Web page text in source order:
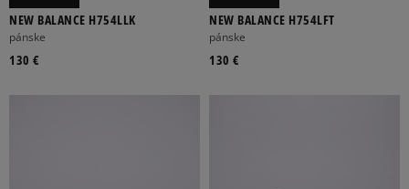
NEW BALANCE H754LLK
pánske
130 €
NEW BALANCE H754LFT
pánske
130 €